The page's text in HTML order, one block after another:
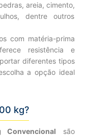
areia, cimento,
dentre outros
com matéria-prima
resistência e
diferentes tipos
a opção ideal
kg?
são